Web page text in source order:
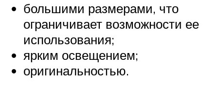
большими размерами, что
ограничивает возможности ее
использования;
ярким освещением;
оригинальностью.